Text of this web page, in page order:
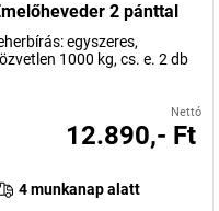
2 pánttal
egyszeres,
1000 kg, cs. e. 2 db
Nettó
12.890,- Ft
4 munkanap alatt